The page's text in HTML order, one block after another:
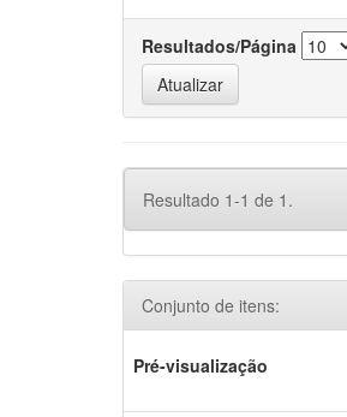
Resultados/Página
Resultado 1-1 de 1.
Conjunto de itens:
Pré-visualização